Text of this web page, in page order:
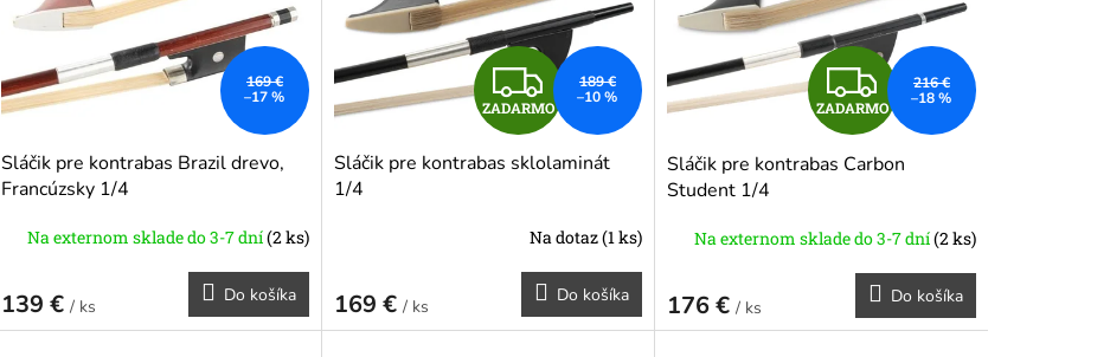
d
169 €
–17 %
Sláčik pre kontrabas Brazil drevo,
Francúzsky 1/4
Na externom sklade do 3-7 dní(2 ks)
139 € / ks
Do košíka
Z
A
D
A
R
M
ZADARMO
189 €
–10 %
Sláčik pre kontrabas sklolaminát
1/4
Na dotaz(1 ks)
169 € / ks
Do košíka
Z
A
D
A
R
M
ZADARMO
216 €
–18 %
Sláčik pre kontrabas Carbon
Student 1/4
Na externom sklade do 3-7 dní(2 ks)
176 € / ks
Do košíka